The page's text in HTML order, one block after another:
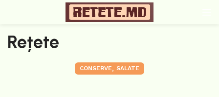
Rețete
CONSERVE, SALATE